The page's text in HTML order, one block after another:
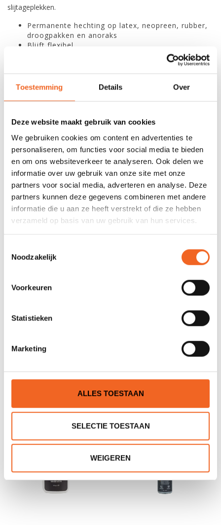
Toestemming Details Over
Deze website maakt gebruik van cookies
We gebruiken cookies om content en advertenties te
personaliseren, om functies voor social media te bieden
en om ons websiteverkeer te analyseren. Ook delen we
informatie over uw gebruik van onze site met onze
partners voor social media, adverteren en analyse. Deze
partners kunnen deze gegevens combineren met andere
informatie die u aan ze heeft verstrekt of die ze hebben
verzameld op basis van uw gebruik van hun services.
Noodzakelijk
Voorkeuren
Statistieken
Marketing
ALLES TOESTAAN
SELECTIE TOESTAAN
WEIGEREN
slijtageplekken.
Permanente hechting op latex, neopreen, rubber,
droogpakken en anoraks
Blijft flexibel
Transparant
Nog niet gewaardeerd
0 sterren op basis van 0 beoordelingen
JE BEOORDELING TOEVOEGEN
GERELATEERDE PRODUCTEN
LIJM
STUKS